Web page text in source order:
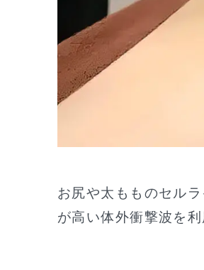
お尻や太もものセル
が高い体外衝撃波を